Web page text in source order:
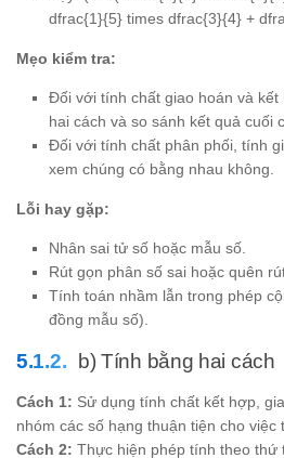
dfrac{1}{5} times dfrac{3}{4} +
Mẹo kiểm tra:
Đối với tính chất giao hoán và
hai cách và so sánh kết quả cuối
Đối với tính chất phân phối, tính
xem chúng có bằng nhau không.
Lỗi hay gặp:
Nhân sai tử số hoặc mẫu số.
Rút gọn phân số sai hoặc quên
Tính toán nhầm lẫn trong phép
đồng mẫu số).
b) Tính bằng hai cách
Cách 1: Sử dụng tính chất kết hợp,
nhóm các số hạng thuận tiện cho việc
Cách 2: Thực hiện phép tính theo